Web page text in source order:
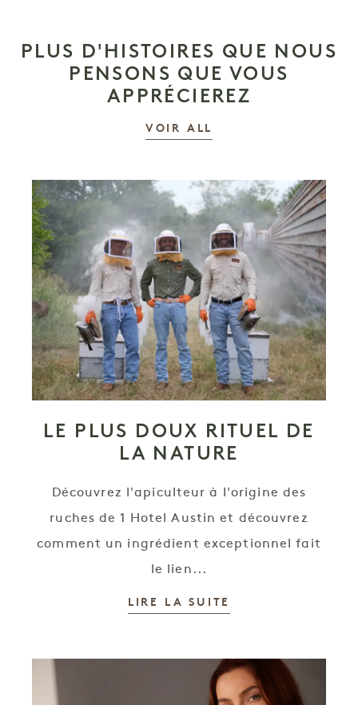
PLUS D'HISTOIRES QUE NOUS
PENSONS QUE VOUS
APPRÉCIEREZ
VOIR ALL
LE PLUS DOUX RITUEL DE
LA NATURE
Découvrez l'apiculteur à l'origine des
ruches de 1 Hotel Austin et découvrez
comment un ingrédient exceptionnel fait
le lien...
LIRE LA SUITE